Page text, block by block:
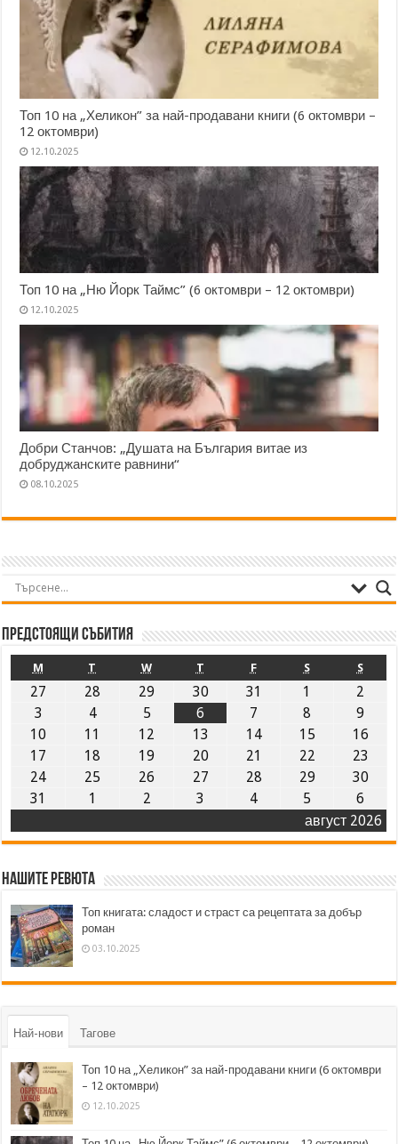
Топ 10 на „Хеликон” за най-продавани книги (6 октомври –
12 октомври)
12.10.2025
Топ 10 на „Ню Йорк Таймс” (6 октомври – 12 октомври)
12.10.2025
Добри Станчов: „Душата на България витае из
добруджанските равнини“
08.10.2025
Предстоящи събития
август 2026
M T W T F S S
27 28 29 30 31 1
2
3
4 5 6 7 8
9
10
11 12 13 14 15
16
17
18 19 20 21 22
23
24
25 26 27 28 29
30
31
1 2 3 4 5 6
Нашите ревюта
Топ книгата: сладост и страст са рецептата за добър
роман
03.10.2025
Най-нови Тагове
Топ 10 на „Хеликон” за най-продавани книги (6 октомври
– 12 октомври)
12.10.2025